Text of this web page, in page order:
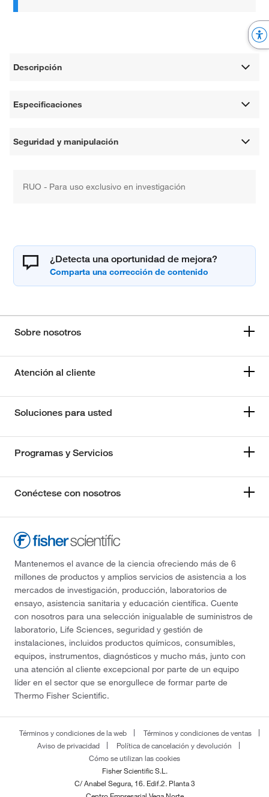
Descripción
Especificaciones
Seguridad y manipulación
RUO - Para uso exclusivo en investigación
¿Detecta una oportunidad de mejora?
Sobre nosotros
Atención al cliente
Soluciones para usted
Programas y Servicios
Conéctese con nosotros
Mantenemos el avance de la ciencia ofreciendo más de 6
millones de productos y amplios servicios de asistencia a los
mercados de investigación, producción, laboratorios de
ensayo, asistencia sanitaria y educación científica. Cuente
con nosotros para una selección inigualable de suministros de
laboratorio, Life Sciences, seguridad y gestión de
instalaciones, incluidos productos químicos, consumibles,
equipos, instrumentos, diagnósticos y mucho más, junto con
una atención al cliente excepcional por parte de un equipo
líder en el sector que se enorgullece de formar parte de
Thermo Fisher Scientific.
Términos y condiciones de la web
Términos y condiciones de ventas
Aviso de privacidad
Política de cancelación y devolución
Cómo se utilizan las cookies
Fisher Scientific S.L.
C/ Anabel Segura, 16. Edif.2. Planta 3